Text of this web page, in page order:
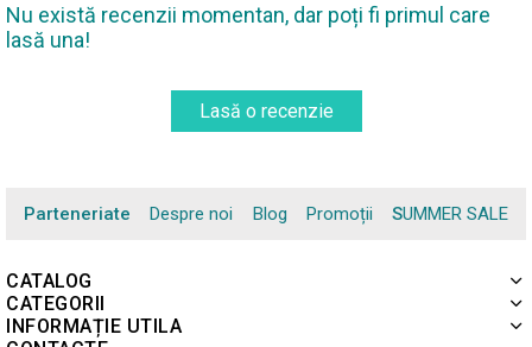
Nu există recenzii momentan, dar poți fi primul care
lasă una!
Lasă o recenzie
Parteneriate Despre noi Blog Promoții SUMMER SALE
CATALOG
CATEGORII
INFORMAȚIE UTILA